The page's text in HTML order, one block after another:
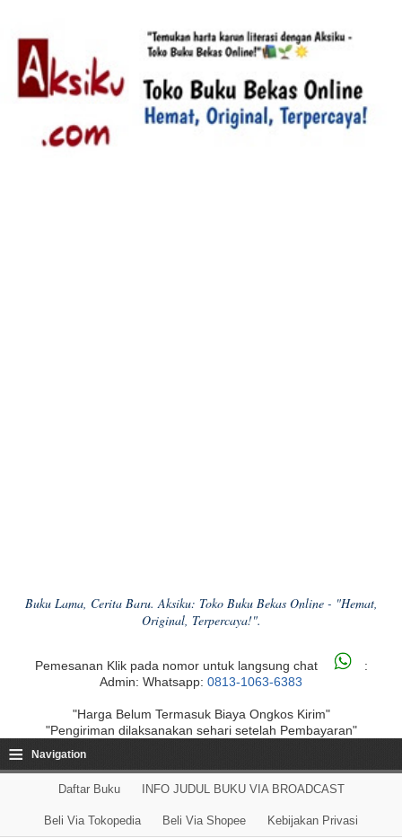
Buku Lama, Cerita Baru. Aksiku: Toko Buku Bekas Online - "Hemat,
Original, Terpercaya!".
Pemesanan Klik pada nomor untuk langsung chat
:
Admin: Whatsapp: 0813-1063-6383
"Harga Belum Termasuk Biaya Ongkos Kirim"
"Pengiriman dilaksanakan sehari setelah Pembayaran"
≡ Navigation
Daftar Buku INFO JUDUL BUKU VIA BROADCAST
Beli Via Tokopedia Beli Via Shopee Kebijakan Privasi